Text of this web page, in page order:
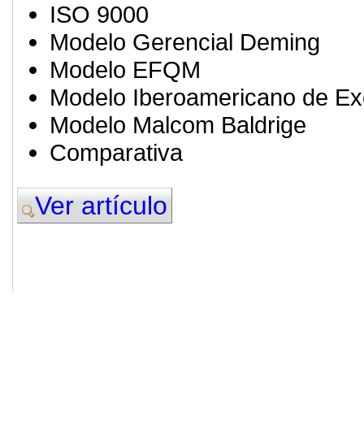
ISO 9000
Modelo Gerencial Deming
Modelo EFQM
Modelo Iberoamericano de
Modelo Malcom Baldrige
Comparativa
Ver artículo